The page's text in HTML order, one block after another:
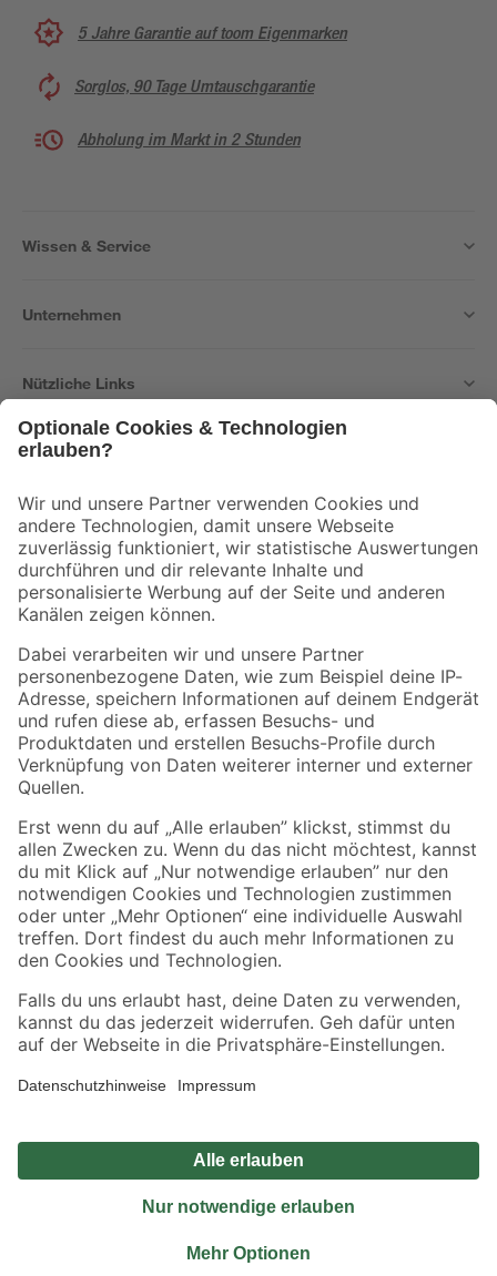
5 Jahre Garantie auf toom Eigenmarken
Sorglos, 90 Tage Umtauschgarantie
Abholung im Markt in 2 Stunden
Wissen & Service
Unternehmen
Nützliche Links
Der toom Newsletter: Keine Angebote und Aktionen mehr verpassen!
Zur Newsletter Anmeldung
Folge uns
Zahlungsarten Versandarten
Sicher einkaufen
Jetzt die toom-App herunterladen
Alle Preisangaben in EUR inkl. gesetzl. MwSt.. Die dargestellten Angebote sind unter
Umständen nicht in allen Märkten verfügbar. Die angegebenen Verfügbarkeiten beziehen
Produkte nur solange der Vorrat reicht.
*Paketversand ab 59 € versandkostenfrei, gilt nicht für Artikel mit Speditionsversand, hier
Privatsphäre Impressum
Nutzungsbedingungen
Widerrufsrecht
Vertrag widerrufen
© 2026 toom Baumarkt GmbH